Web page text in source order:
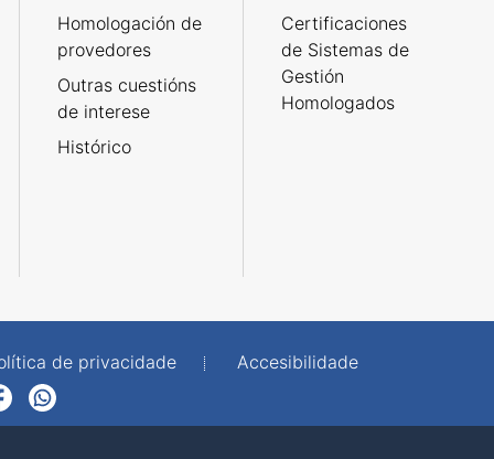
Homologación de
provedores
Outras cuestións
de interese
Histórico
Certificaciones
de Sistemas de
Gestión
Homologados
de privacidade
Accesibilidade